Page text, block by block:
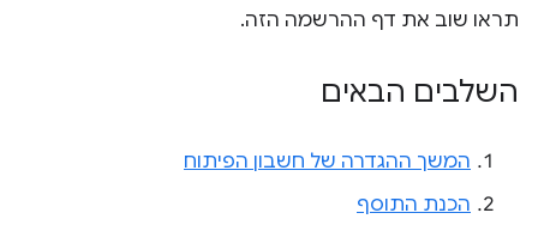
תראו שוב את דף ההרשמה הזה.
השלבים הבאים
המשך ההגדרה של חשבון הפיתוח
הכנת התוסף